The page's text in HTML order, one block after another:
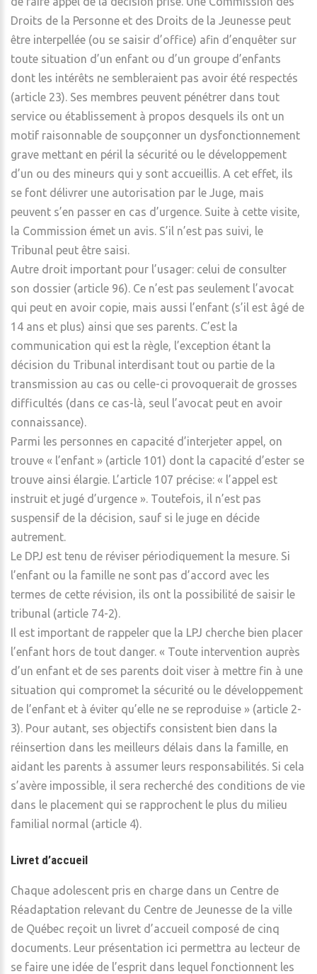
Droits de la Personne et des Droits de la Jeunesse peut
être interpellée (ou se saisir d’office) afin d’enquêter sur
toute situation d’un enfant ou d’un groupe d’enfants
dont les intérêts ne sembleraient pas avoir été respectés
(article 23). Ses membres peuvent pénétrer dans tout
service ou établissement à propos desquels ils ont un
motif raisonnable de soupçonner un dysfonctionnement
grave mettant en péril la sécurité ou le développement
d’un ou des mineurs qui y sont accueillis. A cet effet, ils
se font délivrer une autorisation par le Juge, mais
peuvent s’en passer en cas d’urgence. Suite à cette visite,
la Commission émet un avis. S’il n’est pas suivi, le
Tribunal peut être saisi.
Autre droit important pour l’usager: celui de consulter
son dossier (article 96). Ce n’est pas seulement l’avocat
qui peut en avoir copie, mais aussi l’enfant (s’il est âgé de
14 ans et plus) ainsi que ses parents. C’est la
communication qui est la règle, l’exception étant la
décision du Tribunal interdisant tout ou partie de la
transmission au cas ou celle-ci provoquerait de grosses
difficultés (dans ce cas-là, seul l’avocat peut en avoir
connaissance).
Parmi les personnes en capacité d’interjeter appel, on
trouve « l’enfant » (article 101) dont la capacité d’ester se
trouve ainsi élargie. L’article 107 précise: « l’appel est
instruit et jugé d’urgence ». Toutefois, il n’est pas
suspensif de la décision, sauf si le juge en décide
autrement.
Le DPJ est tenu de réviser périodiquement la mesure. Si
l’enfant ou la famille ne sont pas d’accord avec les
termes de cette révision, ils ont la possibilité de saisir le
tribunal (article 74-2).
Il est important de rappeler que la LPJ cherche bien placer
l’enfant hors de tout danger. « Toute intervention auprès
d’un enfant et de ses parents doit viser à mettre fin à une
situation qui compromet la sécurité ou le développement
de l’enfant et à éviter qu’elle ne se reproduise » (article 2-
3). Pour autant, ses objectifs consistent bien dans la
réinsertion dans les meilleurs délais dans la famille, en
aidant les parents à assumer leurs responsabilités. Si cela
s’avère impossible, il sera recherché des conditions de vie
dans le placement qui se rapprochent le plus du milieu
familial normal (article 4).
Livret d’accueil
Chaque adolescent pris en charge dans un Centre de
Réadaptation relevant du Centre de Jeunesse de la ville
de Québec reçoit un livret d’accueil composé de cinq
documents. Leur présentation ici permettra au lecteur de
se faire une idée de l’esprit dans lequel fonctionnent les